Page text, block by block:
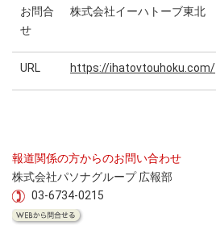
お問合
せ
株式会社イーハトーブ東北
URL https://ihatovtouhoku.com/
報道関係の方からのお問い合わせ
株式会社パソナグループ 広報部
03-6734-0215